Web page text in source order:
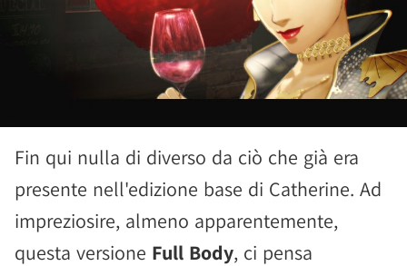
Fin qui nulla di diverso da ciò che già era
presente nell'edizione base di Catherine. Ad
impreziosire, almeno apparentemente,
questa versione Full Body, ci pensa